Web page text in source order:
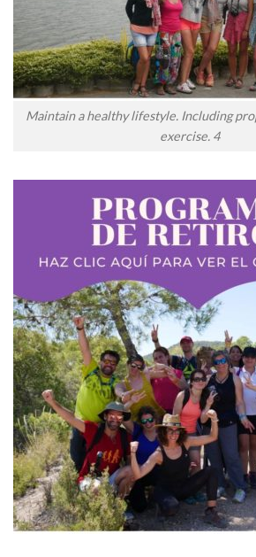
Maintain a healthy lifestyle. Including
exercise. 4